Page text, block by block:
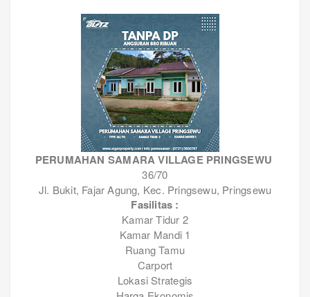
PERUMAHAN SAMARA VILLAGE PRINGSEWU
36/70
Jl. Bukit, Fajar Agung, Kec. Pringsewu, Pringsewu
Fasilitas :
Kamar Tidur 2
Kamar Mandi 1
Ruang Tamu
Carport
Lokasi Strategis